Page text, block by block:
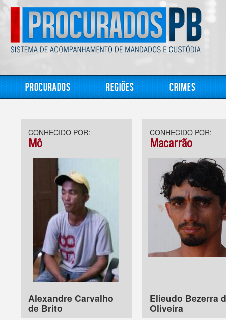
Procurados Regiões Crimes
CONHECIDO POR:
Mô
Alexandre Carvalho
de Brito
CONHECIDO POR:
Macarrão
Elieudo Bezerra
Oliveira